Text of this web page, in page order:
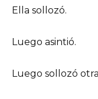
Ella sollozó.
Luego asintió.
Luego sollozó